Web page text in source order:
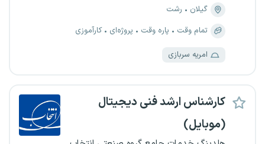
گیلان
رشت
تمام وقت
پاره وقت پروژه‌ای کارآموزی
امریه سربازی
کارشناس ارشد فنی دیجیتال
(موبایل)